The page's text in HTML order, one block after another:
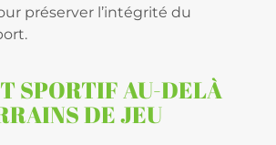
préserver l’intégrité du
SPORTIF AU-DELÀ
DE JEU